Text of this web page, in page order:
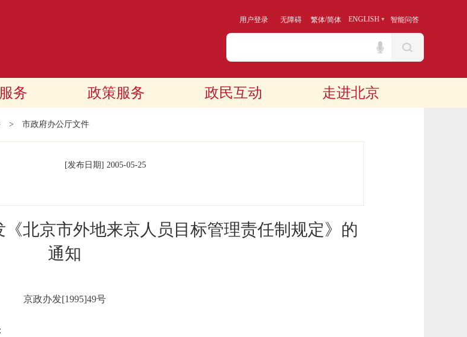
用户登录 无障碍 繁体/简体 ENGLISH 智能问答
务 政策服务 政民互动 走进北京
> 市政府办公厅文件
[发布日期] 2005-05-25
北京市外地来京人员目标管理责任制规定》的
通知
京政办发[1995]49号